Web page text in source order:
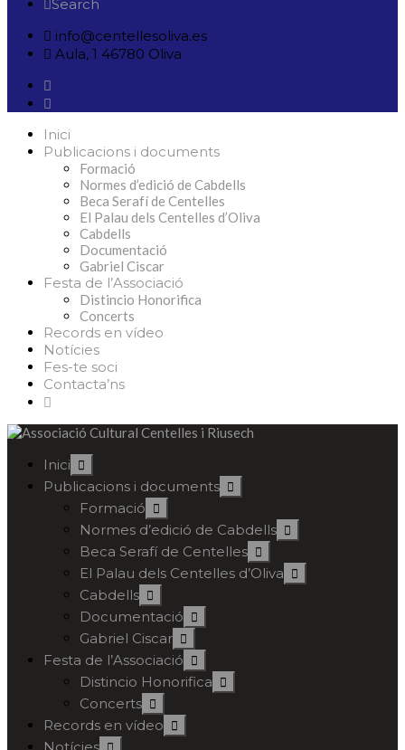
Search
info@centellesoliva.es
Aula, 1 46780 Oliva
Inici
Publicacions i documents
Formació
Normes d’edició de Cabdells
Beca Serafí de Centelles
El Palau dels Centelles d’Oliva
Cabdells
Documentació
Gabriel Ciscar
Festa de l’Associació
Distincio Honorifica
Concerts
Records en vídeo
Notícies
Fes-te soci
Contacta’ns
Inici
Publicacions i documents
Formació
Normes d’edició de Cabdells
Beca Serafí de Centelles
El Palau dels Centelles d’Oliva
Cabdells
Documentació
Gabriel Ciscar
Festa de l’Associació
Distincio Honorifica
Concerts
Records en vídeo